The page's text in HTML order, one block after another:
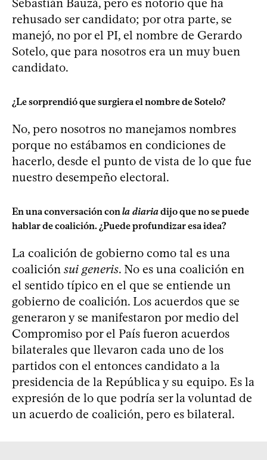
rehusado ser candidato; por otra parte, se
manejó, no por el PI, el nombre de Gerardo
Sotelo, que para nosotros era un muy buen
candidato.
¿Le sorprendió que surgiera el nombre de Sotelo?
No, pero nosotros no manejamos nombres
porque no estábamos en condiciones de
hacerlo, desde el punto de vista de lo que fue
nuestro desempeño electoral.
En una conversación con la diariadijo que no se puede
hablar de coalición. ¿Puede profundizar esa idea?
La coalición de gobierno como tal es una
coalición sui generis. No es una coalición en
el sentido típico en el que se entiende un
gobierno de coalición. Los acuerdos que se
generaron y se manifestaron por medio del
Compromiso por el País fueron acuerdos
bilaterales que llevaron cada uno de los
partidos con el entonces candidato a la
presidencia de la República y su equipo. Es la
expresión de lo que podría ser la voluntad de
un acuerdo de coalición, pero es bilateral.